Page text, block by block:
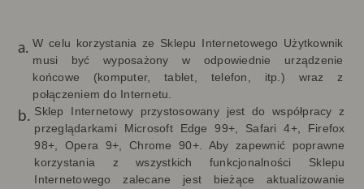
W celu korzystania ze Sklepu Internetowego Użytkownik
musi być wyposażony w odpowiednie urządzenie
końcowe (komputer, tablet, telefon, itp.) wraz z
połączeniem do Internetu.
Sklep Internetowy przystosowany jest do współpracy z
przeglądarkami Microsoft Edge 99+, Safari 4+, Firefox
98+, Opera 9+, Chrome 90+.
Aby zapewnić poprawne
korzystania z wszystkich funkcjonalności Sklepu
Internetowego zalecane jest bieżące aktualizowanie